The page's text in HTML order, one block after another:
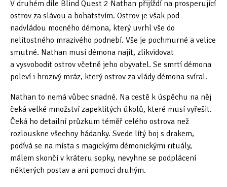
V druhém díle Blind Quest 2 Nathan přijíždí na prosperující
ostrov za slávou a bohatstvím. Ostrov je však pod
nadvládou mocného démona, který uvrhl vše do
nelítostného mrazivého podnebí. Vše je pochmurné a velice
smutné. Nathan musí démona najít, zlikvidovat
a vysvobodit ostrov včetně jeho obyvatel. Se smrtí démona
poleví i hrozivý mráz, který ostrov za vlády démona svíral.
Nathan to nemá vůbec snadné. Na cestě k úspěchu na něj
čeká velké množství zapeklitých úkolů, které musí vyřešit.
Čeká ho detailní průzkum téměř celého ostrova než
rozlouskne všechny hádanky. Svede lítý boj s drakem,
podívá se na místa s magickými démonickými rituály,
málem skončí v kráteru sopky, nevyhne se podplácení
některých postav a ani pomoci druhým.